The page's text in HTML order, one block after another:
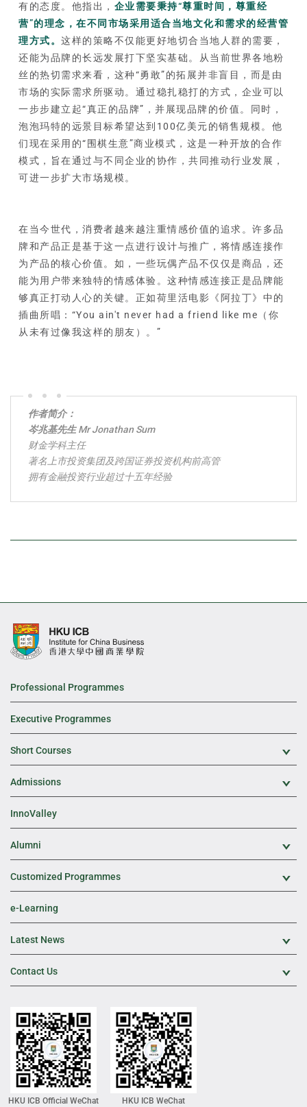
有的态度。他指出， 企业需要秉持“尊重时间，尊重经
营”的理念，在不同市场采用适合当地文化和需求的经营管
理方式。 这样的策略不仅能更好地切合当地人群的需要，
还能为品牌的长远发展打下坚实基础。从当前世界各地粉
丝的热切需求来看，这种“勇敢”的拓展并非盲目，而是由
市场的实际需求所驱动。通过稳扎稳打的方式，企业可以
一步步建立起“真正的品牌”，并展现品牌的价值。同时，
泡泡玛特的远景目标希望达到100亿美元的销售规模。他
们现在采用的“围棋生意”商业模式，这是一种开放的合作
模式，旨在通过与不同企业的协作，共同推动行业发展，
可进一步扩大市场规模。
在当今世代，消费者越来越注重情感价值的追求。许多品
牌和产品正是基于这一点进行设计与推广，将情感连接作
为产品的核心价值。如，一些玩偶产品不仅仅是商品，还
能为用户带来独特的情感体验。这种情感连接正是品牌能
够真正打动人心的关键。正如荷里活电影《阿拉丁》中的
插曲所唱：“You ain't never had a friend like me（你
从未有过像我这样的朋友）。”
作者简介：
岑兆基先生 Mr Jonathan Sum
财金学科主任
著名上市投资集团及跨国证券投资机构前高管
拥有金融投资行业超过十五年经验
Professional Programmes
Executive Programmes
Short Courses
Admissions
InnoValley
Alumni
Customized Programmes
e-Learning
Latest News
Contact Us
HKU ICB Official WeChat HKU ICB WeChat